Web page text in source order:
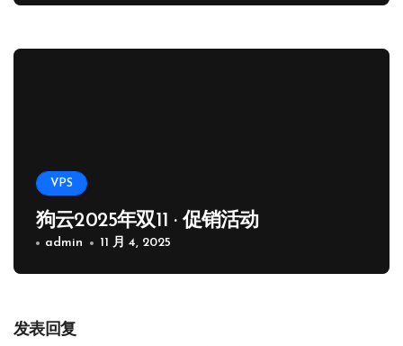
VPS
狗云2025年双11 · 促销活动
admin 11 月 4, 2025
发表回复